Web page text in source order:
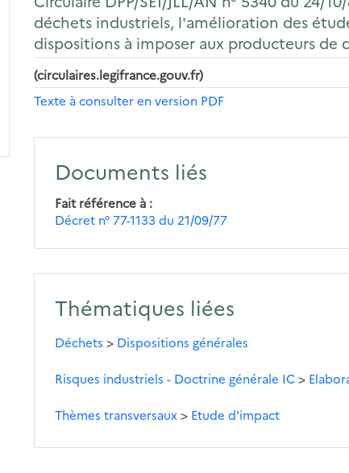
déchets industriels, l'amélioration des
dispositions à imposer aux producteurs de
(circulaires.legifrance.gouv.fr)
Texte à consulter en version PDF
Documents liés
Fait référence à
Décret n° 77-1133 du 21/09/77
Thématiques liées
Déchets > Dispositions générales
Risques industriels - Doctrine générale IC>
Thèmes transversaux> Etude d'impact